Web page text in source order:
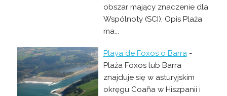
obszar mający znaczenie dla
Wspólnoty (SCI). Opis Plaża
ma...
Playa de Foxos o Barra -
Plaża Foxos lub Barra
znajduje się w asturyjskim
okręgu Coaña w Hiszpanii i